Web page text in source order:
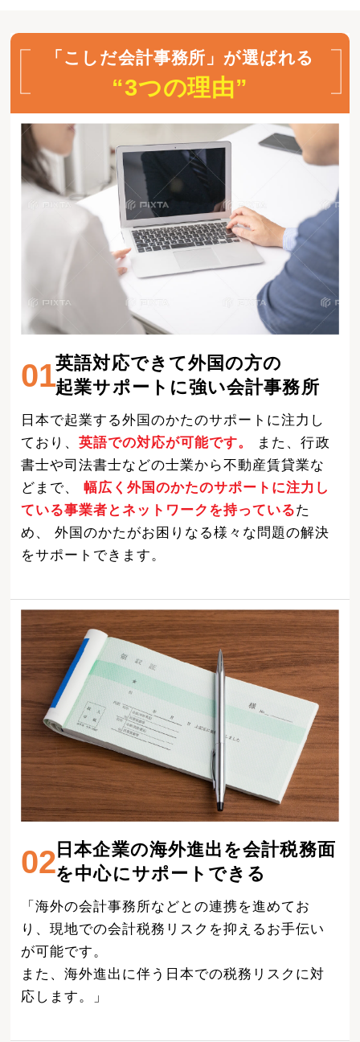
「こしだ会計事務所」が選ばれる
“3つの理由”
01英語対応できて外国の方の
起業サポートに強い会計事務所
日本で起業する外国のかたのサポートに注力し
ており、英語での対応が可能です。
また、行政
書士や司法書士などの士業から不動産賃貸業な
どまで、幅広く外国のかたのサポートに注力し
ている事業者とネットワークを持っているた
め、 外国のかたがお困りなる様々な問題の解決
をサポートできます。
02 日本企業の海外進出を会計税務面
を中心にサポートできる
「海外の会計事務所などとの連携を進めてお
り、現地での会計税務リスクを抑えるお手伝い
が可能です。
また、海外進出に伴う日本での税務リスクに対
応します。」